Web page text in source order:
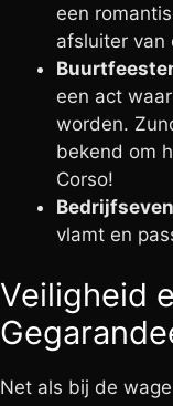
een
afsluiter van
een act
worden.
bekend om
Corso!
vlamt en
Veiligheid
Net als bij de